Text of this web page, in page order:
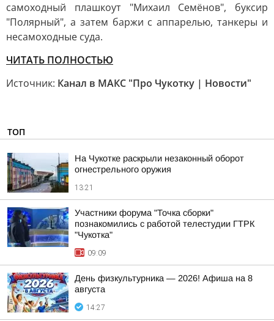
самоходный плашкоут "Михаил Семёнов", буксир
"Полярный", а затем баржи с аппарелью, танкеры и
несамоходные суда.
ЧИТАТЬ ПОЛНОСТЬЮ
Источник: Канал в МАКС "Про Чукотку | Новости"
ТОП
На Чукотке раскрыли незаконный оборот
огнестрельного оружия
13:21
Участники форума "Точка сборки"
познакомились с работой телестудии ГТРК
"Чукотка"
09:09
День физкультурника — 2026! Афиша на 8
августа
14:27